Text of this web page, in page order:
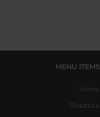
MENU ITEMS
Home
Didattica